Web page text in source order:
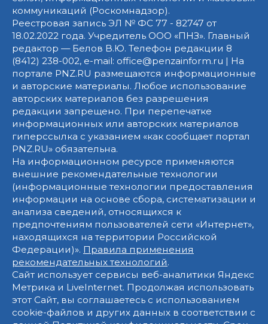
коммуникаций (Роскомнадзор).
Реестровая запись ЭЛ № ФС 77 - 82747 от
18.02.2022 года. Учредитель ООО «ПНЗ». Главный
редактор — Белов В.Ю. Телефон редакции 8
(8412) 238-002, e-mail: office@penzainform.ru | На
портале PNZ.RU размещаются информационные
и авторские материалы. Любое использование
авторских материалов без разрешения
редакции запрещено. При перепечатке
информационных или авторских материалов
гиперссылка с указанием «как сообщает портал
PNZ.RU» обязательна.
На информационном ресурсе применяются
внешние рекомендательные технологии
(информационные технологии предоставления
информации на основе сбора, систематизации и
анализа сведений, относящихся к
предпочтениям пользователей сети «Интернет»,
находящихся на территории Российской
Федерации)». Правила применения
рекомендательных технологий.
Сайт использует сервисы веб-аналитики Яндекс
Метрика и LiveInternet. Продолжая использовать
этот Сайт, вы соглашаетесь с использованием
cookie-файлов и других данных в соответствии с